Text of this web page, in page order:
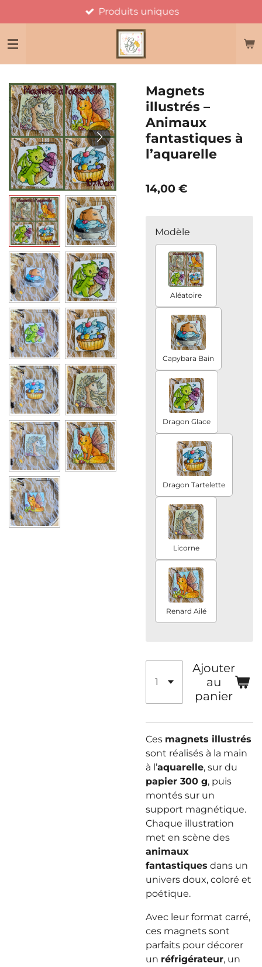
au
contenu
Produits uniques
Magnets
illustrés –
Animaux
fantastiques à
l’aquarelle
14,00 €
Modèle
Aléatoire
Capybara Bain
Dragon Glace
Dragon Tartelette
Licorne
Renard Ailé
Ajouter
au
panier
Ces magnets illustrés
sont réalisés à la main
à l’aquarelle, sur du
papier 300 g, puis
montés sur un
support magnétique.
Chaque illustration
met en scène des
animaux
fantastiques dans un
univers doux, coloré et
poétique.
Avec leur format carré,
ces magnets sont
parfaits pour décorer
un réfrigérateur, un